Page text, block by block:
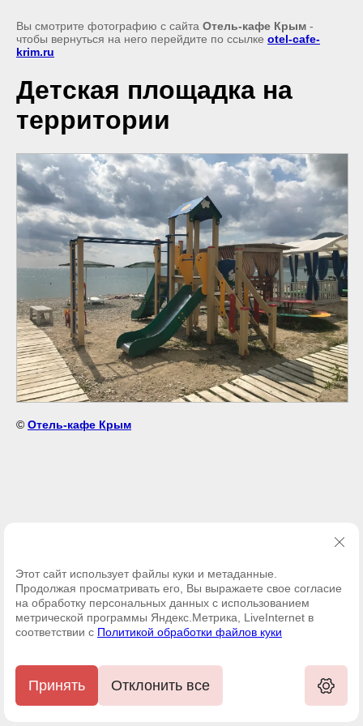
Вы смотрите фотографию с сайта Отель-кафе Крым -
чтобы вернуться на него перейдите по ссылке otel-cafe-
krim.ru
Детская площадка на
территории
© Отель-кафе Крым
Этот сайт использует файлы куки и метаданные.
Продолжая просматривать его, Вы выражаете свое согласие
на обработку персональных данных с использованием
метрической программы Яндекс.Метрика, LiveInternet в
соответствии с Политикой обработки файлов куки
Принять Отклонить все